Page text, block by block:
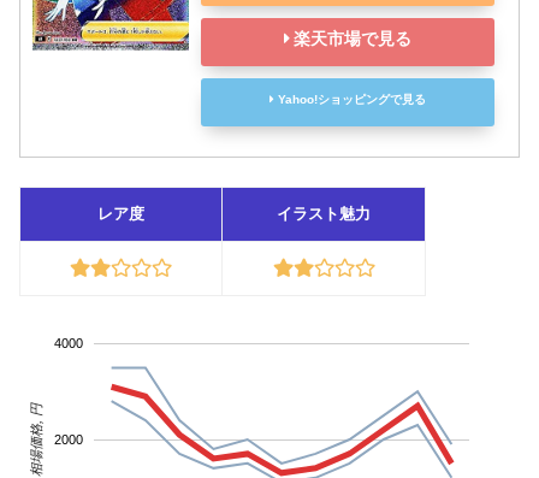
楽天市場で見る
Yahoo!ショッピングで見る
レア度 イラスト魅力
2000
4000
相場価格, 円